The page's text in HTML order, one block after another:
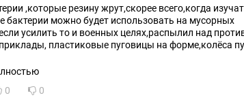
,которые резину жрут,скорее всего,когда
бактерии можно будет использовать на мусорных
усилить то и военных целях,распылил над
пластиковые пуговицы на форме,колёса
0 0